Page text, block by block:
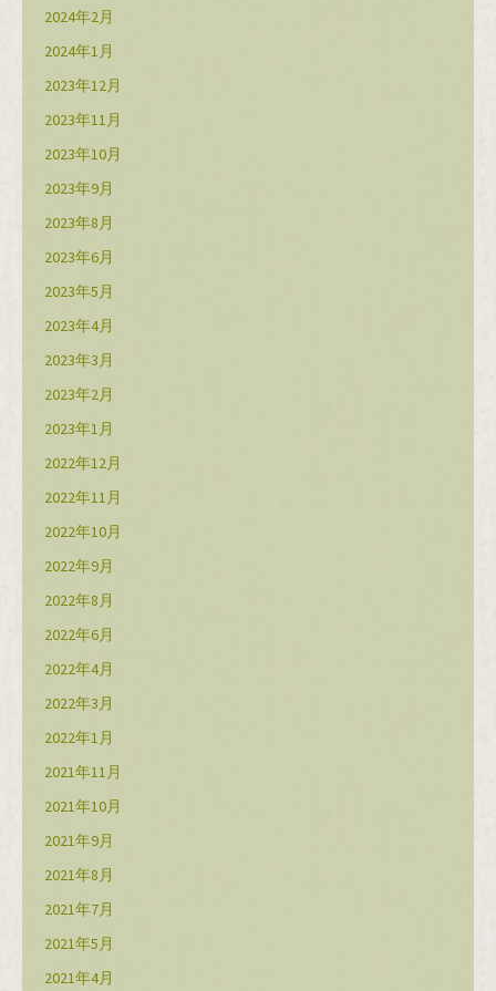
2024年2月
2024年1月
2023年12月
2023年11月
2023年10月
2023年9月
2023年8月
2023年6月
2023年5月
2023年4月
2023年3月
2023年2月
2023年1月
2022年12月
2022年11月
2022年10月
2022年9月
2022年8月
2022年6月
2022年4月
2022年3月
2022年1月
2021年11月
2021年10月
2021年9月
2021年8月
2021年7月
2021年5月
2021年4月